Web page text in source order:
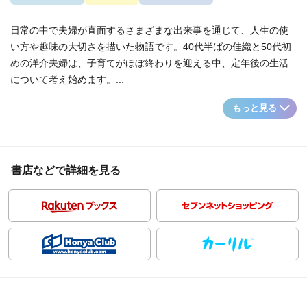
日常の中で夫婦が直面するさまざまな出来事を通じて、人生の使
い方や趣味の大切さを描いた物語です。40代半ばの佳織と50代初
めの洋介夫婦は、子育てがほぼ終わりを迎える中、定年後の生活
について考え始めます。...
もっと見る
書店などで詳細を見る